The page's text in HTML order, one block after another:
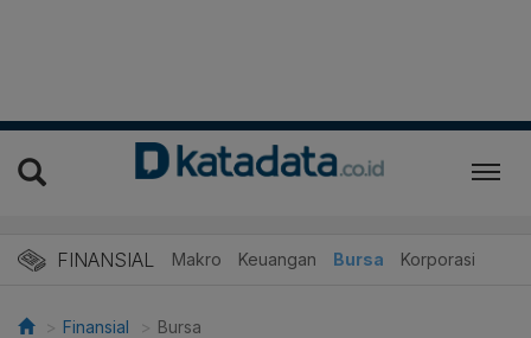
FINANSIAL Makro Keuangan Bursa Korporasi
Finansial Bursa